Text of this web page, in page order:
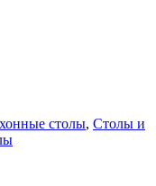
столы, Столы и